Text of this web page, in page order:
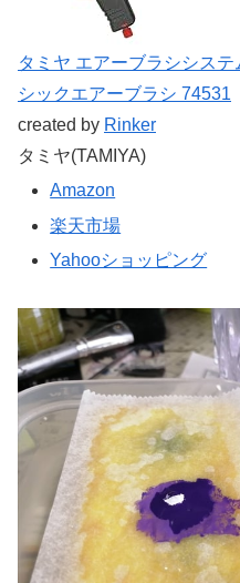
タミヤ エアーブラシシス
シックエアーブラシ 74531
created by Rinker
タミヤ(TAMIYA)
Amazon
楽天市場
Yahooショッピング